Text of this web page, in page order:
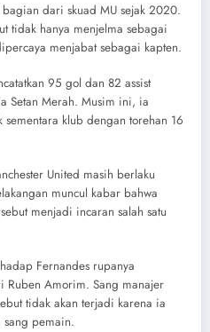
dari skuad MU sejak 2020.
tidak hanya menjelma sebagai
menjabat sebagai kapten.
95 gol dan 82 assist
Setan Merah. Musim ini, ia
klub dengan torehan 16
United masih berlaku
muncul kabar bahwa
menjadi incaran salah satu
Fernandes rupanya
Ruben Amorim. Sang manajer
tidak akan terjadi karena ia
sang pemain.